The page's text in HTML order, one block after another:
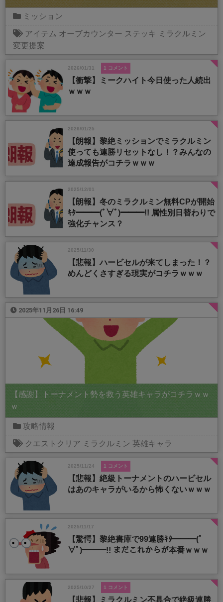
ミッション
アイテム オーブカウンター ステッキ ミラクルミン
変更提案
2026/01/31 1 コメント
【衝撃】ミークハイト今日使った人続出
ｗｗｗ
2026/01/25
【朗報】黎絶ミッションでミラクルミン
使っても連勝リセットなし！？みんなの
達成報告がコチラｗｗｗ
2025/12/01
【朗報】冬のミラクルミン無料CPが開始
ｷﾀ━━━(ﾟ∀ﾟ)━━━!! 属性別日替わりで
強化チャンス？
2025/11/30
【悲報】ハービセルが来てしまった！？
めんどくさすぎる現実がコチラｗｗｗ
2025年11月26日 16:49
【感謝】トーナメント勢を救う英雄キャラがコチラｗｗ
ｗ
攻略情報
クエストクリア ミラクルミン 英雄キャラ
2025/11/24 1 コメント
【悲報】絶級トーナメントのハービセル
はあのキャラがいるから怖くないｗｗｗ
2025/11/17
【驚愕】黎絶書庫で99連勝ｷﾀ━━━(ﾟ
∀ﾟ)━━━!! まだこれからが本番ｗｗｗ
2025/10/27 1 コメント
【悲報】ミラクルミン不具合で絶級連勝